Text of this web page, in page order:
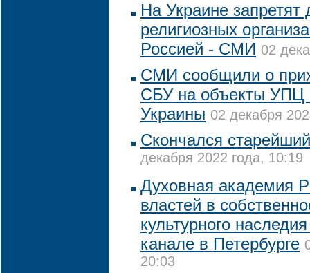
На Украине запретят
религиозных
Россией - СМИ 02
СМИ сообщили о
СБУ на объекты УПЦ
Украины 02 декабря
Скончался
декабря 2022 года, 10:19
Духовная академия
властей в
культурного
канале в Петербурге
20:03